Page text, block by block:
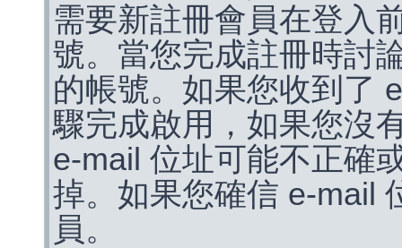
需要新註冊會員在登入
號。當您完成註冊時討
的帳號。如果您收到了
驟完成啟用，如果您沒
e-mail 位址可能不正確
掉。如果您確信 e-mail
員。